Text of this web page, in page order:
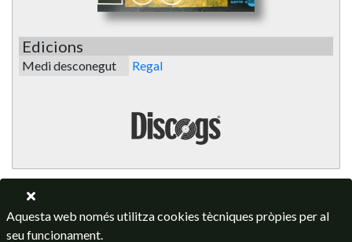
Edicions
Medi desconegut Regal
Aquesta web només utilitza cookies tècniques pròpies per al
seu funcionament.